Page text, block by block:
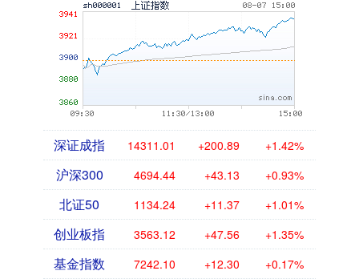
深证成指 14311.01 +200.89 +1.42%
沪深300 4694.44 +43.13 +0.93%
北证50 1134.24 +11.37 +1.01%
创业板指 3563.12 +47.56 +1.35%
基金指数 7242.10 +12.30 +0.17%